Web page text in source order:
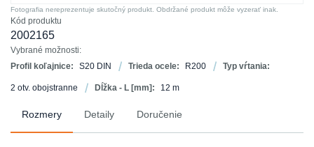
Kód produktu
2002165
Vybrané možnosti:
Profil koľajnice:
S20 DIN Trieda ocele: R200 Typ vŕtania:
2 otv. obojstranne Dĺžka - L [mm]: 12 m
Fotografia nereprezentuje skutočný produkt. Obdržané produkt môže vyzerať inak.
Rozmery Detaily Doručenie